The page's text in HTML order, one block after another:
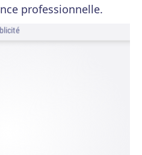
professionnelle.